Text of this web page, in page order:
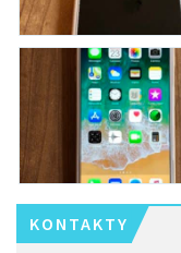
KONTAKTY